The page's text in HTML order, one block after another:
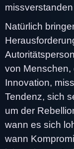
Natürlich
von Menschen,
Innovation,
Tendenz, sich
um der
wann es sich
wann